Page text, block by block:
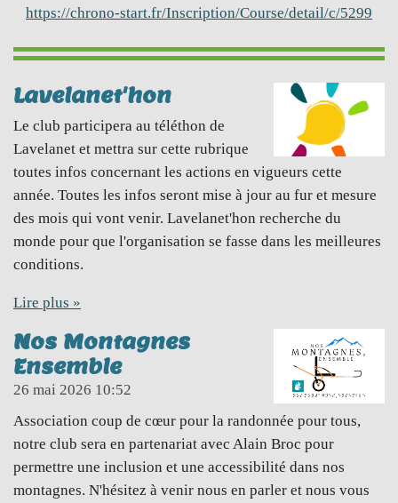
https://chrono-start.fr/Inscription/Course/detail/c/5299
Lavelanet'hon
Le club participera au téléthon de
Lavelanet et mettra sur cette rubrique
toutes infos concernant les actions en vigueurs cette
année. Toutes les infos seront mise à jour au fur et mesure
des mois qui vont venir. Lavelanet'hon recherche du
monde pour que l'organisation se fasse dans les meilleures
conditions.
Lire plus »
Nos Montagnes
Ensemble
26 mai 2026 10:52
Association coup de cœur pour la randonnée pour tous,
notre club sera en partenariat avec Alain Broc pour
permettre une inclusion et une accessibilité dans nos
montagnes. N'hésitez à venir nous en parler et nous vous